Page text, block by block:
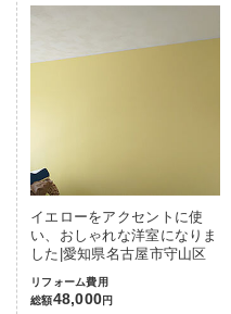
イエローをアクセントに使
い、おしゃれな洋室になりま
した|愛知県名古屋市守山区
リフォーム費用
総額48,000円